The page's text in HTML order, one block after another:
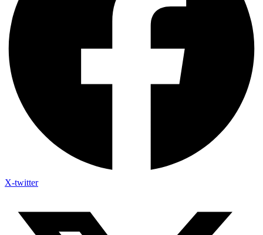
X-twitter